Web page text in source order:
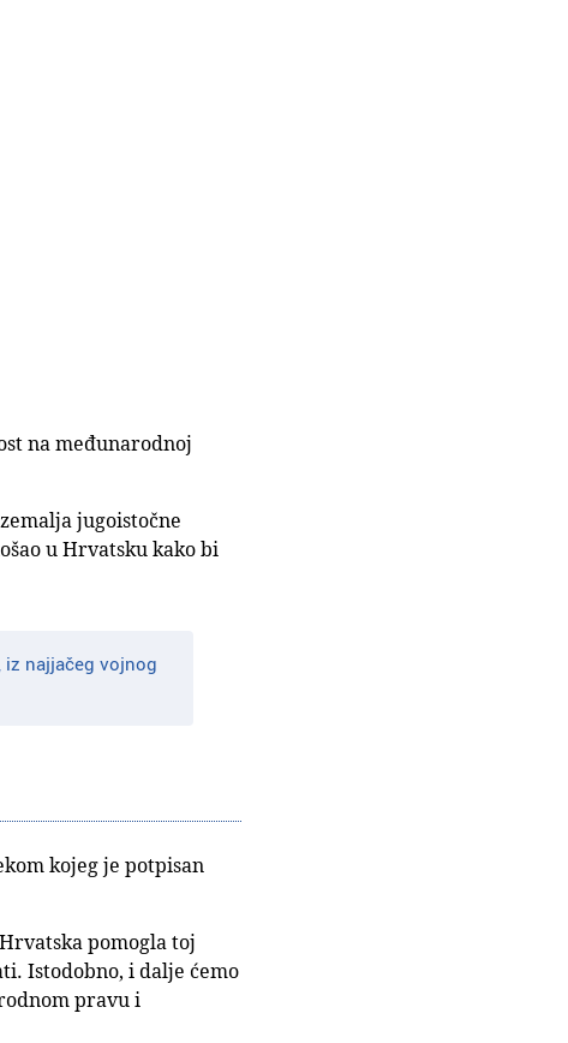
na međunarodnoj
jugoistočne
u Hrvatsku kako bi
iz najjačeg vojnog
kojeg je potpisan
pomogla toj
Istodobno, i dalje ćemo
pravu i